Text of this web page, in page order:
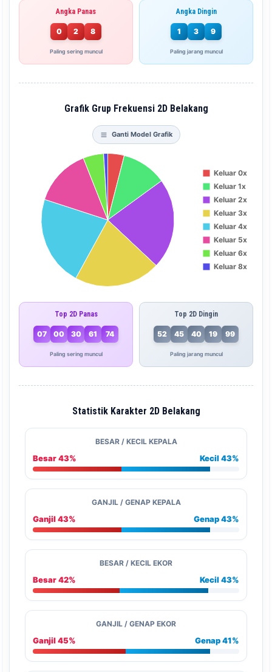
Angka Panas
0 2 8
Paling sering muncul
Angka Dingin
1 3 9
Paling jarang muncul
Grafik Grup Frekuensi 2D Belakang
Ganti Model Grafik
Top 2D Panas
07 00 30 61 74
Paling sering muncul
Top 2D Dingin
52 45 40 19 99
Paling jarang muncul
Statistik Karakter 2D Belakang
BESAR / KECIL KEPALA
Besar 43% Kecil 43%
GANJIL / GENAP KEPALA
Ganjil 43% Genap 43%
BESAR / KECIL EKOR
Besar 42% Kecil 43%
GANJIL / GENAP EKOR
Ganjil 45% Genap 41%